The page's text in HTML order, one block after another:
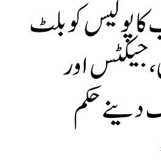
کا پولیس کو بلٹ
جیکٹس اور
دینے حکم